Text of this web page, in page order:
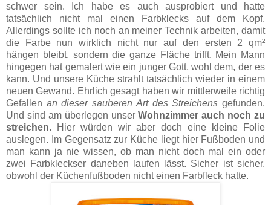
schwer sein. Ich habe es auch ausprobiert und hatte
tatsächlich nicht mal einen Farbklecks auf dem Kopf.
Allerdings sollte ich noch an meiner Technik arbeiten, damit
die Farbe nun wirklich nicht nur auf den ersten 2 qm²
hängen bleibt, sondern die ganze Fläche trifft. Mein Mann
hingegen hat gemalert wie ein junger Gott, wohl dem, der es
kann. Und unsere Küche strahlt tatsächlich wieder in einem
neuen Gewand. Ehrlich gesagt haben wir mittlerweile richtig
Gefallen an dieser sauberen Art des Streichens gefunden.
Und sind am überlegen unserWohnzimmer auch noch zu
streichen. Hier würden wir aber doch eine kleine Folie
auslegen. Im Gegensatz zur Küche liegt hier Fußboden und
man kann ja nie wissen, ob man nicht doch mal ein oder
zwei Farbkleckser daneben laufen lässt. Sicher ist sicher,
obwohl der Küchenfußboden nicht einen Farbfleck hatte.